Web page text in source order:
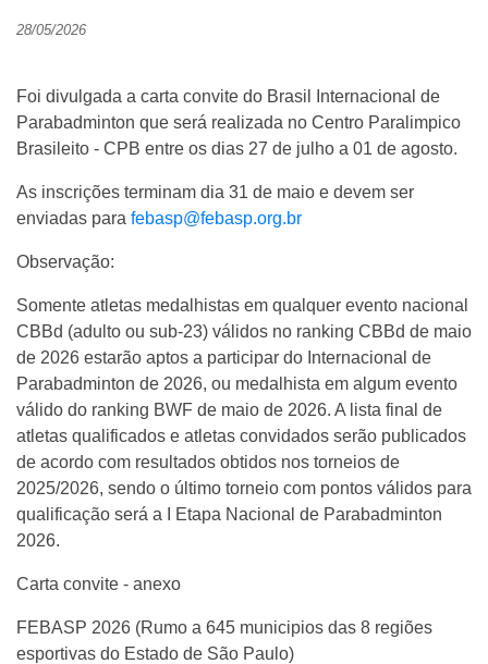
28/05/2026
Foi divulgada a carta convite do Brasil Internacional de
Parabadminton que será realizada no Centro Paralimpico
Brasileito - CPB entre os dias 27 de julho a 01 de agosto.
As inscrições terminam dia 31 de maio e devem ser
enviadas para febasp@febasp.org.br
Observação:
Somente atletas medalhistas em qualquer evento nacional
CBBd (adulto ou sub-23) válidos no ranking CBBd de maio
de 2026 estarão aptos a participar do Internacional de
Parabadminton de 2026, ou medalhista em algum evento
válido do ranking BWF de maio de 2026. A lista final de
atletas qualificados e atletas convidados serão publicados
de acordo com resultados obtidos nos torneios de
2025/2026, sendo o último torneio com pontos válidos para
qualificação será a I Etapa Nacional de Parabadminton
2026.
Carta convite - anexo
FEBASP 2026 (Rumo a 645 municipios das 8 regiões
esportivas do Estado de São Paulo)